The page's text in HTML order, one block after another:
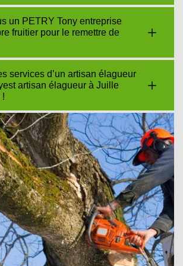
un PETRY Tony entreprise
fruitier pour le remettre de
services d’un artisan élagueur
artisan élagueur à Juille
!